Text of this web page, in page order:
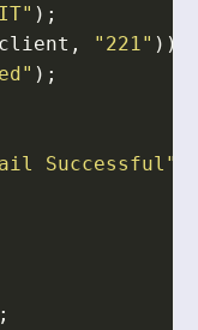
);
client , "221" ))
);
Successful"
;